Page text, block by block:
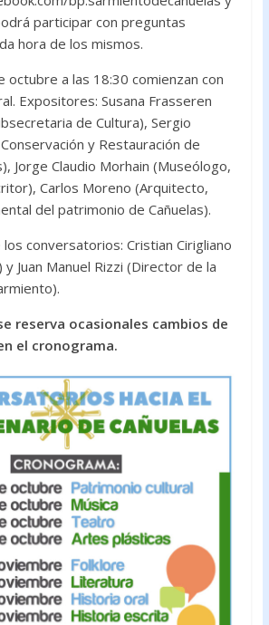
participar con preguntas
hora de los mismos.
octubre a las 18:30 comienzan con
Expositores: Susana Frasseren
de Cultura), Sergio
y Restauración de
Jorge Claudio Morhain (Museólogo,
Carlos Moreno (Arquitecto,
del patrimonio de Cañuelas).
conversatorios: Cristian Cirigliano
Juan Manuel Rizzi (Director de la
reserva ocasionales cambios de
el cronograma.